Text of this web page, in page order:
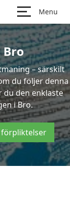
Menu
– särskilt
du följer denna
den enklaste
i Bro.
förpliktelser